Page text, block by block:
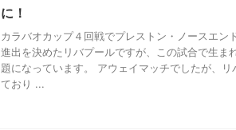
に！
カラバオカップ４回戦でプレストン・ノースエン
進出を決めたリバプールですが、この試合で生ま
題になっています。 アウェイマッチでしたが、リ
ており ...